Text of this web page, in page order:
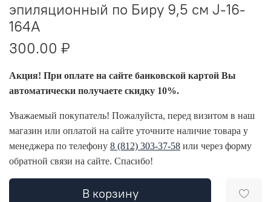
эпиляционный по Биру 9,5 см J-16-
164A
300.00 ₽
Акция! При оплате на сайте банковской картой Вы
автоматически получаете скидку 10%.
Уважаемый покупатель! Пожалуйста, перед визитом в наш
магазин или оплатой на сайте уточните наличие товара у
менеджера по телефону 8 (812) 303-37-58 или через форму
обратной связи на сайте. Спасибо!
В корзину